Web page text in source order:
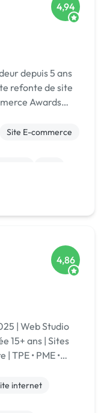
4,94
depuis 5 ans
refonte de site
Awards
Site E-commerce
4,86
| Web Studio
15+ ans | Sites
TPE • PME •
internet